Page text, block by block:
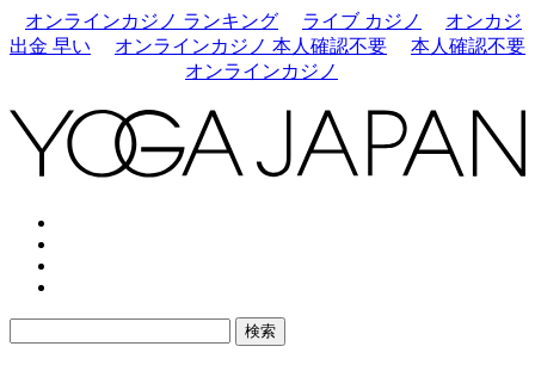
オンラインカジノ ランキング ライブ カジノ
オンカジ
出金 早い
オンラインカジノ 本人確認不要
本人確認不要
オンラインカジノ